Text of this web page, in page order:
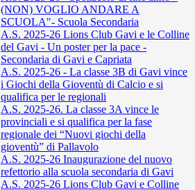
(NON) VOGLIO ANDARE A
SCUOLA"- Scuola Secondaria
A.S. 2025-26 Lions Club Gavi e le Colline
del Gavi - Un poster per la pace -
Secondaria di Gavi e Capriata
A.S. 2025-26 - La classe 3B di Gavi vince
i Giochi della Gioventù di Calcio e si
qualifica per le regionali
A.S. 2025-26. La classe 3A vince le
provinciali e si qualifica per la fase
regionale dei “Nuovi giochi della
gioventù” di Pallavolo
A.S. 2025-26 Inaugurazione del nuovo
refettorio alla scuola secondaria di Gavi
A.S. 2025-26 Lions Club Gavi e Colline